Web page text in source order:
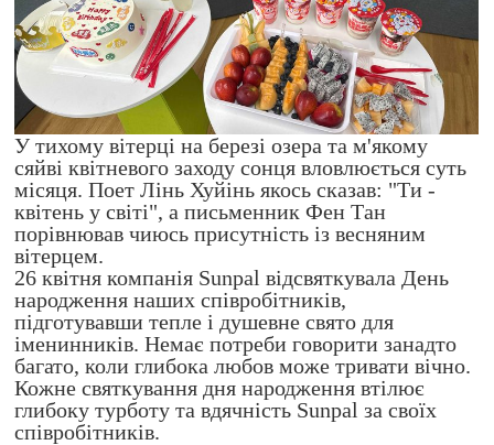
У тихому вітерці на березі озера та м'якому
сяйві квітневого заходу сонця вловлюється суть
місяця. Поет Лінь Хуйінь якось сказав: "Ти -
квітень у світі", а письменник Фен Тан
порівнював чиюсь присутність із весняним
вітерцем.
26 квітня компанія Sunpal відсвяткувала День
народження наших співробітників,
підготувавши тепле і душевне свято для
іменинників. Немає потреби говорити занадто
багато, коли глибока любов може тривати вічно.
Кожне святкування дня народження втілює
глибоку турботу та вдячність Sunpal за своїх
співробітників.